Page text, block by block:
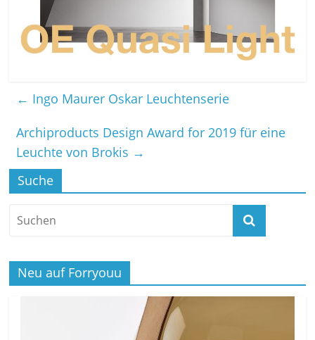
← Ingo Maurer Oskar Leuchtenserie
Archiproducts Design Award for 2019 für eine
Leuchte von Brokis →
Suche
Neu auf Forryouu